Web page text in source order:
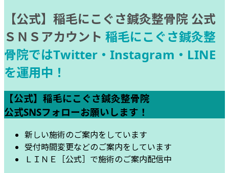
【公式】稲毛にこぐさ鍼灸整骨院 公式
ＳＮＳアカウント 稲毛にこぐさ鍼灸整
骨院ではTwitter・Instagram・LINE
を運用中！
【公式】稲毛にこぐさ鍼灸整骨院
公式SNSフォローお願いします！
新しい施術のご案内をしています
受付時間変更などのご案内をしています
ＬＩＮＥ［公式］で施術のご案内配信中